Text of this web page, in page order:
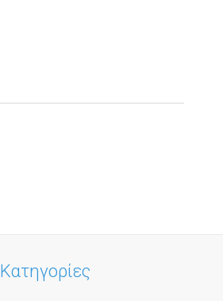
Κατηγορίες